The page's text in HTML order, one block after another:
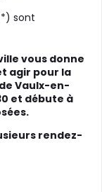
sont
vous donne
agir pour la
Vaulx-en-
et débute à
rendez-